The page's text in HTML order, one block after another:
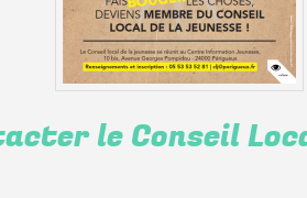
le Conseil